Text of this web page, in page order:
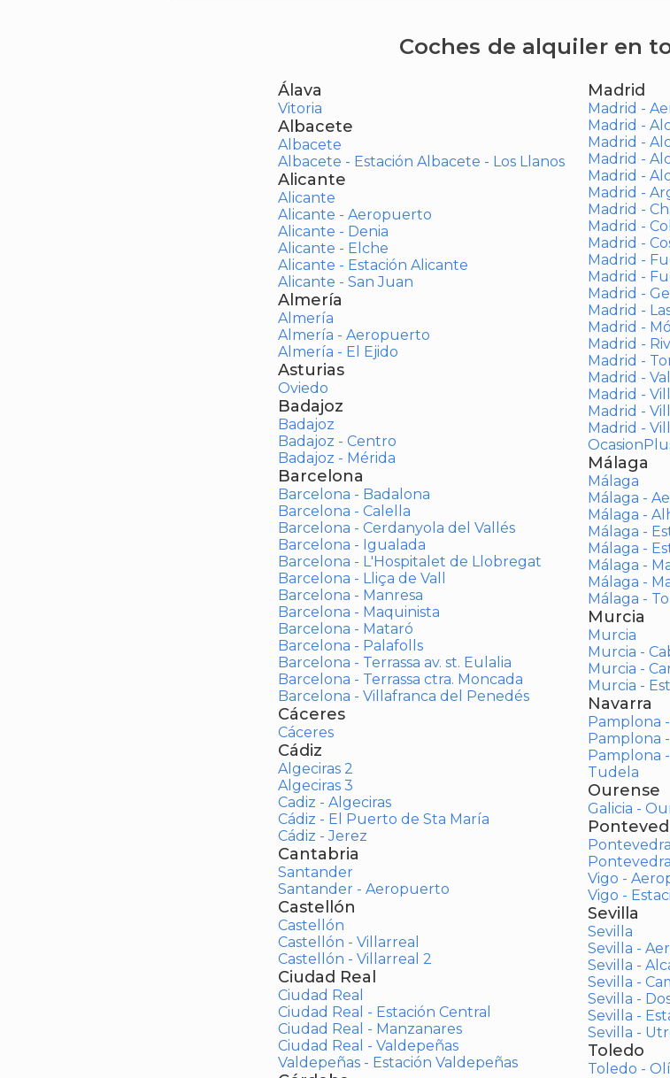
Coches de alquiler en
Álava
Vitoria
Albacete
Albacete
Albacete - Estación Albacete - Los Llanos
Alicante
Alicante
Alicante - Aeropuerto
Alicante - Denia
Alicante - Elche
Alicante - Estación Alicante
Alicante - San Juan
Almería
Almería
Almería - Aeropuerto
Almería - El Ejido
Asturias
Oviedo
Badajoz
Badajoz
Badajoz - Centro
Badajoz - Mérida
Barcelona
Barcelona - Badalona
Barcelona - Calella
Barcelona - Cerdanyola del Vallés
Barcelona - Igualada
Barcelona - L'Hospitalet de Llobregat
Barcelona - Lliça de Vall
Barcelona - Manresa
Barcelona - Maquinista
Barcelona - Mataró
Barcelona - Palafolls
Barcelona - Terrassa av. st. Eulalia
Barcelona - Terrassa ctra. Moncada
Barcelona - Villafranca del Penedés
Cáceres
Cáceres
Cádiz
Algeciras 2
Algeciras 3
Cadiz - Algeciras
Cádiz - El Puerto de Sta María
Cádiz - Jerez
Cantabria
Santander
Santander - Aeropuerto
Castellón
Castellón
Castellón - Villarreal
Castellón - Villarreal 2
Ciudad Real
Ciudad Real
Ciudad Real - Estación Central
Ciudad Real - Manzanares
Ciudad Real - Valdepeñas
Valdepeñas - Estación Valdepeñas
Madrid
Madrid -
Madrid -
Madrid -
Madrid -
Madrid -
Madrid -
Madrid -
Madrid -
Madrid -
Madrid -
Madrid -
Madrid -
Madrid -
Madrid -
Madrid -
Madrid -
Madrid -
Madrid -
Madrid -
Madrid -
Málaga
Málaga
Málaga -
Málaga -
Málaga -
Málaga -
Málaga -
Málaga -
Málaga -
Murcia
Murcia
Murcia -
Murcia -
Murcia -
Navarra
Pamplona
Pamplona
Pamplona
Tudela
Ourense
Galicia -
Vigo -
Vigo -
Sevilla
Sevilla
Sevilla -
Sevilla -
Sevilla -
Sevilla -
Sevilla -
Sevilla -
Toledo
Toledo -